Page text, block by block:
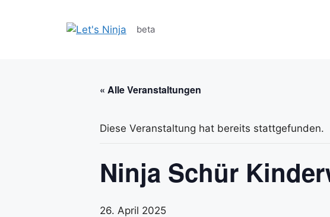
beta
« Alle Veranstaltungen
Diese Veranstaltung hat bereits stattgefunden.
Ninja Schür
26. April 2025